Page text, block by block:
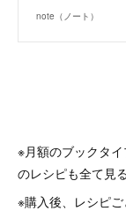
note（ノート）
※月額のブックタ
のレシピも全て見
※購入後、レシピご